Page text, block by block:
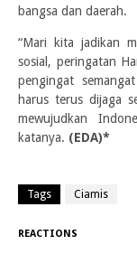
bangsa dan daerah.
“Mari kita jadikan
sosial, peringatan
pengingat
harus terus dijaga
mewujudkan
katanya. (EDA)*
Tags Ciamis
REACTIONS